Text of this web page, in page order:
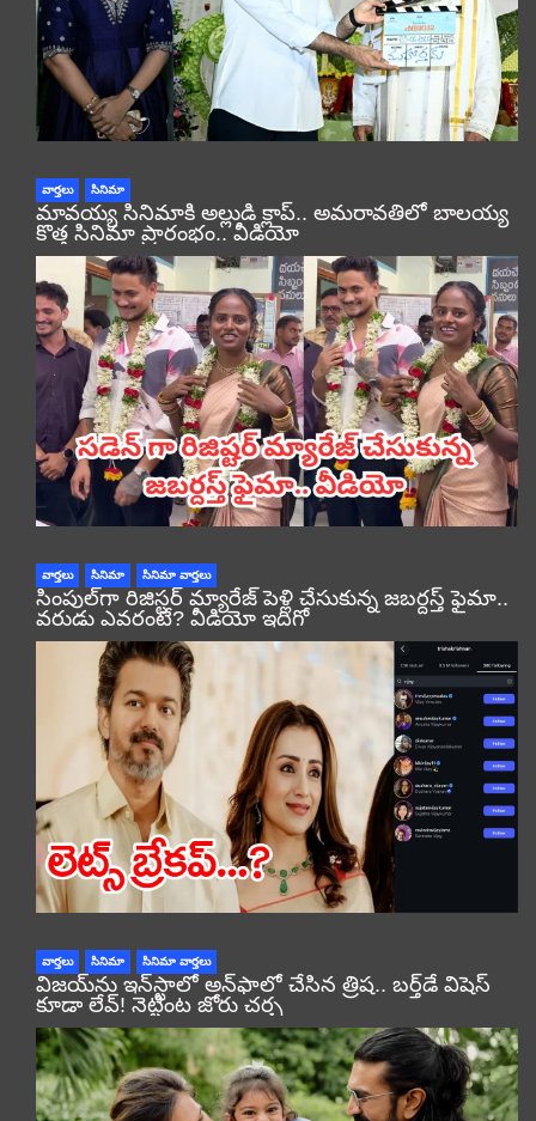
వార్తలు సినిమా
మావయ్య సినిమాకి అల్లుడి క్లాప్.. అమరావతిలో బాలయ్య
కొత్త సినిమా ప్రారంభం.. వీడియో
వార్తలు సినిమా సినిమా వార్తలు
సింపుల్‌గా రిజిస్టర్‌ మ్యారేజ్ పెళ్లి చేసుకున్న జబర్దస్త్ ఫైమా..
వరుడు ఎవరంటే? వీడియో ఇదిగో
వార్తలు సినిమా సినిమా వార్తలు
విజయ్‌ను ఇన్‌స్టాలో అన్‌ఫాలో చేసిన త్రిష.. బర్త్‌డే విషెస్
కూడా లేవ్! నెట్టింట జోరు చర్చ